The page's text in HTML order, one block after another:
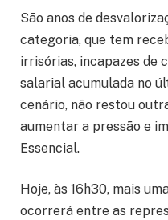
São anos de
categoria, que tem
irrisórias, incapazes de
salarial acumulada no
cenário, não restou
aumentar a pressão e
Essencial.
Hoje, às 16h30, mais
ocorrerá entre as